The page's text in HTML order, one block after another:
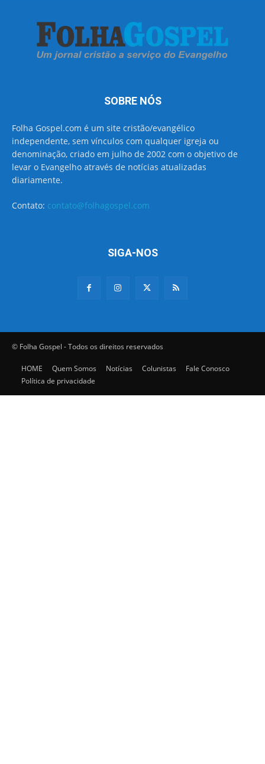
SOBRE NÓS
Folha Gospel.com é um site cristão/evangélico
independente, sem vínculos com qualquer igreja ou
denominação, criado em julho de 2002 com o objetivo de
levar o Evangelho através de notícias atualizadas
diariamente.
Contato: contato@folhagospel.com
SIGA-NOS
© Folha Gospel - Todos os direitos reservados
HOME Quem Somos Notícias Colunistas
Fale Conosco
Política de privacidade